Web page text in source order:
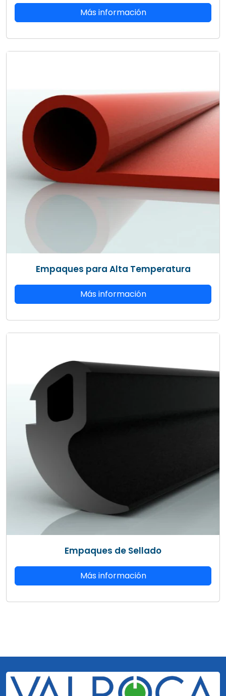
Más información
Empaques para Alta Temperatura
Más información
Empaques de Sellado
Más información